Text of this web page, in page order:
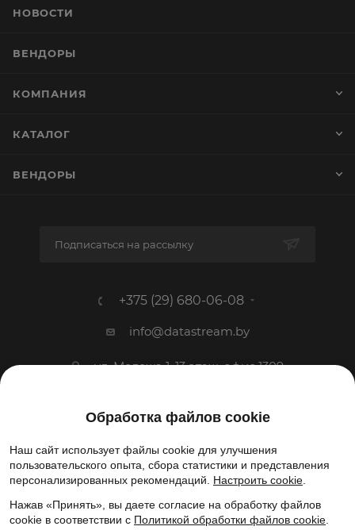
НОВОСТИ
ВЕНДОРЫ
КОМПАНИЯ
КАТАЛОГ
ВЕНДОРЫ
Подписаться на рассылку
+375 (29) 680-06-08
info@datastream.by
ул. Мележа 1, 13 этаж, офис 1309
1993-2026 © ООО «Датастрим ДЕП»